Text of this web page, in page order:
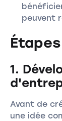
peuvent
1.
Avant de
une idée